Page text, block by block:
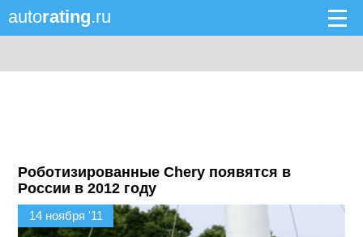
autorating.ru
Роботизированные Chery появятся в
России в 2012 году
14 ноября '11